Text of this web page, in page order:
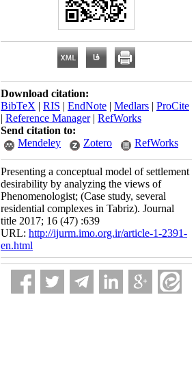
Download citation:
BibTeX | RIS | EndNote | Medlars | ProCite
| Reference Manager| RefWorks
Send citation to:
Mendeley
Zotero RefWorks
Presenting a conceptual model of settlement
desirability by analyzing the views of
Phenomenologist; (Case study, several
residential complexes in Tabriz). Journal
title 2017; 16 (47) :639
URL: http://ijurm.imo.org.ir/article-1-2391-
en.html